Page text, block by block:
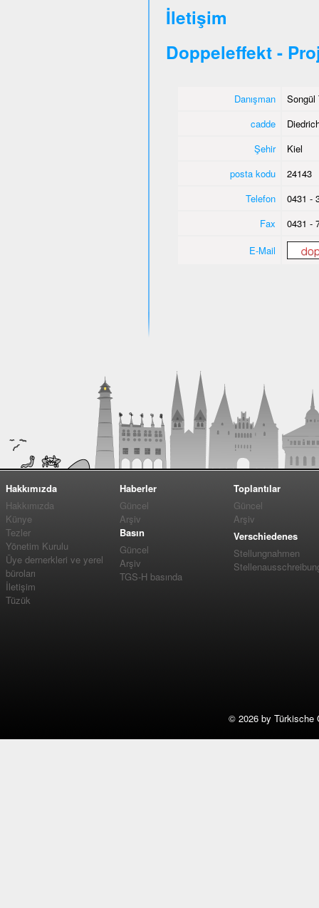
İletişim
Doppeleffekt -
Danışman
Songül
cadde
Şehir
Kiel
posta kodu
24143
Telefon
0431 -
Fax
0431 -
E-Mail
Hakkımızda
Hakkımızda
Künye
Tezler
Yönetim Kurulu
Üye dernerkleri ve yerel
büroları
İletişim
Tüzük
Haberler
Güncel
Arşiv
Basın
Güncel
Arşiv
TGS-H basında
Toplantılar
Güncel
Arşiv
Verschiedenes
Stellungnahmen
© 2026 by Türkische